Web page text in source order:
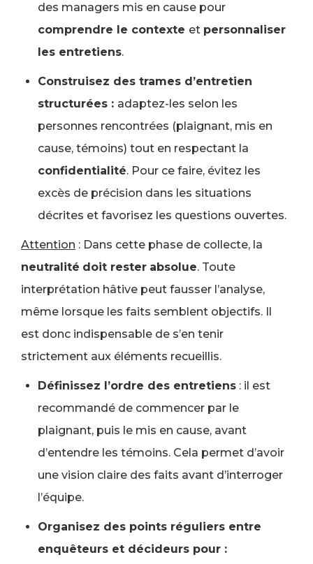
des managers mis en cause pour
comprendre le contexte et personnaliser
les entretiens.
Construisez des trames d’entretien
structurées : adaptez-les selon les
personnes rencontrées (plaignant, mis en
cause, témoins) tout en respectant la
confidentialité. Pour ce faire, évitez les
excès de précision dans les situations
décrites et favorisez les questions ouvertes.
Attention : Dans cette phase de collecte, la
neutralité doit rester absolue. Toute
interprétation hâtive peut fausser l’analyse,
même lorsque les faits semblent objectifs. Il
est donc indispensable de s’en tenir
strictement aux éléments recueillis.
Définissez l’ordre des entretiens : il est
recommandé de commencer par le
plaignant, puis le mis en cause, avant
d’entendre les témoins. Cela permet d’avoir
une vision claire des faits avant d’interroger
l’équipe.
Organisez des points réguliers entre
enquêteurs et décideurs pour :